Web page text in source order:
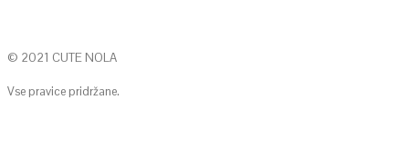
© 2021 CUTE NOLA
Vse pravice pridržane.